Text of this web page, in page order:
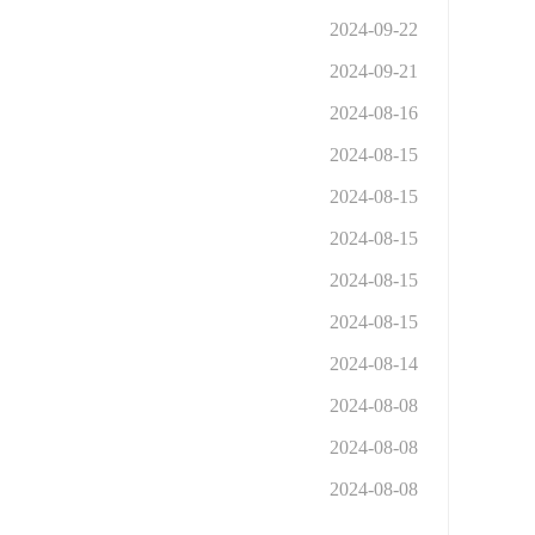
2024-09-22
2024-09-21
2024-08-16
2024-08-15
2024-08-15
2024-08-15
2024-08-15
2024-08-15
2024-08-14
2024-08-08
2024-08-08
2024-08-08